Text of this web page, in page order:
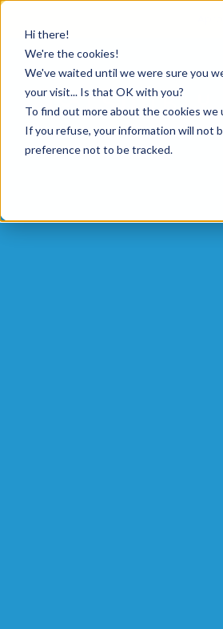
Hi there!
We're the cookies!
We've waited until we were sure you
your visit... Is that OK with you?
To find out more about the cookies we
If you refuse, your information will not
preference not to be tracked.